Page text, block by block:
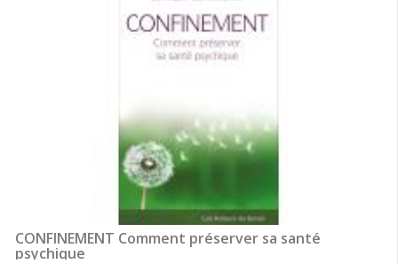
CONFINEMENT Comment préserver sa santé
psychique